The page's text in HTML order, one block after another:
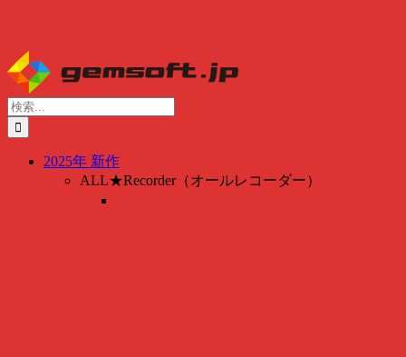
検
索
…
2025年 新作
ALL★Recorder（オールレコーダー）